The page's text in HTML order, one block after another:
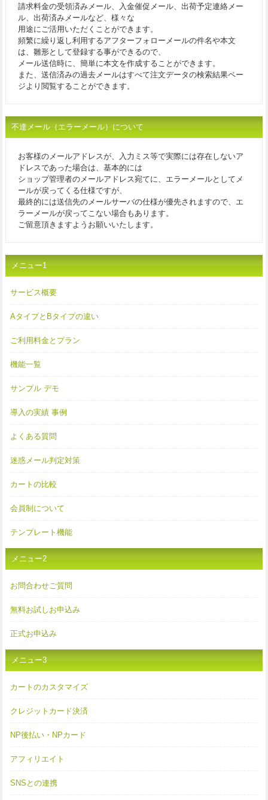
請求料金の受領済みメール、入金催促メール、出荷予定連絡メー
ル、出荷済みメールなど、様々な
用途にご活用いただくことができます。
頻繁に繰り返し利用するアフターフォローメールの件名や本文
は、雛形として登録する事ができるので、
メール送信時に、簡単に本文を作成することができます。
また、送信済みの過去メールはすべて注文データの検索結果ペー
ジより閲覧することができます。
不達メール（エラーメール）について
お客様のメールアドレスが、入力ミス等で実際には存在しないア
ドレスであった場合は、基本的には
ショップ管理者のメールアドレス宛てに、エラーメールとしてメ
ールが戻ってくる仕様ですが、
最終的には送信先のメールサーバの仕様が優先されますので、エ
ラーメールが戻ってこない場合もあります。
ご留意頂きますようお願いいたします。
メニュー1
サービス概要
AタイプとBタイプの違い
ご利用料金とプラン
機能一覧
サンプル デモ
導入の実績 事例
よくある質問
迷惑メール判定対策
カートの比較
会員制について
テンプレート機能
メニュー2
お問合わせご質問
無料お試しお申込み
正式お申込み
メニュー3
カートのカスタマイズ
クレジットカード決済
NP後払い・NPカード
アフィリエイト
SNSとの連携